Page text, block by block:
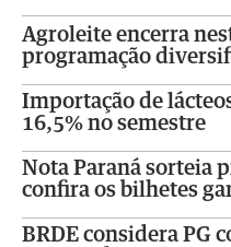
Agroleite encerra
programação
Importação de
16,5% no semestre
Nota Paraná sorteia
confira os bilhetes
BRDE considera PG